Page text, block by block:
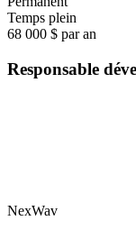
Temps plein
68 000 $ par an
Responsable
NexWav